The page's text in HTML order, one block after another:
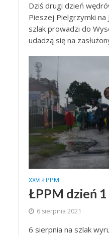
Dziś drugi dzień
Pieszej Pielgrzymki na
szlak prowadzi do
udadzą się na
XXVI ŁPPM
ŁPPM dzień 1
6 sierpnia 2021
6 sierpnia na szlak